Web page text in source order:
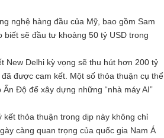
nghệ hàng đầu của Mỹ, bao gồm Sam
biết sẽ đầu tư khoảng 50 tỷ USD trong
New Delhi kỳ vọng sẽ thu hút hơn 200 tỷ
được cam kết. Một số thỏa thuận cụ thể
Độ để xây dựng những “nhà máy AI”
thỏa thuận trong dịp này không chỉ
càng quan trọng của quốc gia Nam Á